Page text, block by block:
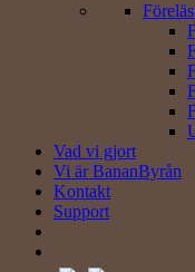
Vad vi gjort
Vi är BananByrån
Kontakt
Support